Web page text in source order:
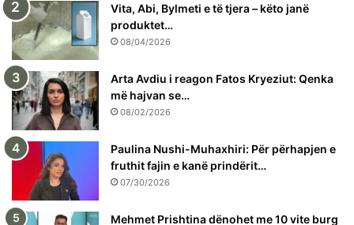
Vita, Abi, Bylmeti e të tjera – këto janë
produktet…
08/04/2026
Arta Avdiu i reagon Fatos Kryeziut: Qenka
më hajvan se…
08/02/2026
Paulina Nushi-Muhaxhiri: Për përhapjen e
fruthit fajin e kanë prindërit…
07/30/2026
Mehmet Prishtina dënohet me 10 vite burg